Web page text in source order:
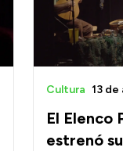
El Elenco
estrenó
Cultura 13 de